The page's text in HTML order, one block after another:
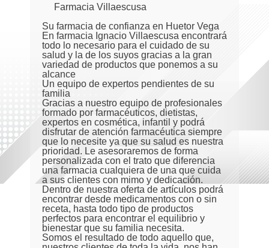
Farmacia Villaescusa
Su farmacia de confianza en Huetor Vega
En farmacia Ignacio Villaescusa encontrará
todo lo necesario para el cuidado de su
salud y la de los suyos gracias a la gran
variedad de productos que ponemos a su
alcance
Un equipo de expertos pendientes de su
familia
Gracias a nuestro equipo de profesionales
formado por farmacéuticos, dietistas,
expertos en cosmética, infantil y podrá
disfrutar de atención farmacéutica siempre
que lo necesite ya que su salud es nuestra
prioridad. Le asesoraremos de forma
personalizada con el trato que diferencia
una farmacia cualquiera de una que cuida
a sus clientes con mimo y dedicación.
Dentro de nuestra oferta de artículos podrá
encontrar desde medicamentos con o sin
receta, hasta todo tipo de productos
perfectos para encontrar el equilibrio y
bienestar que su familia necesita.
Somos el resultado de todo aquello que,